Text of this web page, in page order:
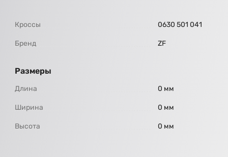
Кроссы 0630 501 041
Бренд ZF
Размеры
Длина 0 мм
Ширина 0 мм
Высота 0 мм